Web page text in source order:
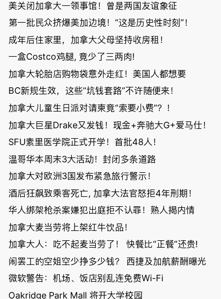
美关闭加拿大一领事馆！曾是两国友谊象征
第一批民众挤爆美加边境！“这是历史性时刻”！
成年后住家里，加拿大父母坚持收房租！
一盒Costco鸡腿, 竟少了三两肉!
加拿大轮胎店购物袋意外走红！美国人都想要
BC新规生效，这些“坑钱套路”不许随便来！
加拿大儿童生日派对请柬竟“索要小费”？！
加拿大巨星Drake又发钱！现金+奔驰大G+爱马仕！
SFU素里医学院正式开学！首批48人！
温哥华本周末3大活动！封闭多条道路
加拿大对欧洲3国发布紧急旅行警示！
酒后狂飙致乘客死亡, 加拿大法官怒拒4年刑期！
华人绑架枪杀案嫌犯出庭拒不认罪！熟人揭内情
加拿大麦当劳将上架红牛饮品！
加拿大人：吃不起麦当劳了！ 快餐比“正餐”还贵!
闹罢工的空姐空少挣多少钱？ 西捷及加航薪酬曝光
微软警告：机场、饭店别乱连免费Wi-Fi
Oakridge Park Mall 将开大学校园